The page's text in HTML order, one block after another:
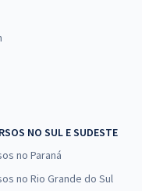
NO SUL E SUDESTE
no Paraná
no Rio Grande do Sul